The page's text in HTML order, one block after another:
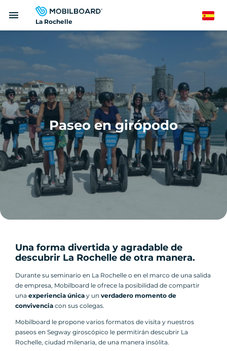
La Rochelle
menu Spanish
Paseo en girópodo
Una forma divertida y agradable de
descubrir La Rochelle de otra manera.
Durante su seminario en La Rochelle o en el marco de una salida
de empresa, Mobilboard le ofrece la posibilidad de compartir
una experiencia única y un verdadero momento de
convivencia con sus colegas.
Mobilboard le propone varios formatos de visita y nuestros
paseos en Segway giroscópico le permitirán descubrir La
Rochelle, ciudad milenaria, de una manera insólita.